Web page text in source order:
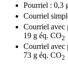
Pourriel : 0,3
Courriel
Courriel avec
19 g éq. CO2
Courriel avec
73 g éq. CO2